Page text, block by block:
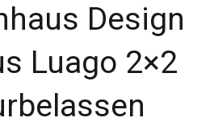
Design
Luago 2×2